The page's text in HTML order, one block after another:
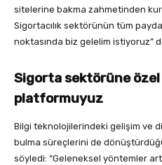
sitelerine bakma zahmetinden
Sigortacılık sektörünün tüm
noktasında biz gelelim istiyoruz”
Sigorta sektörüne özel
platformuyuz
Bilgi teknolojilerindeki gelişim ve
bulma süreçlerini de
söyledi: “Geleneksel yöntemler